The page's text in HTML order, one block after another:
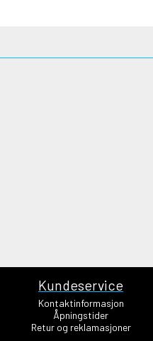
Kundeservice
Kontaktinformasjon
Åpningstider
Retur og reklamasjoner